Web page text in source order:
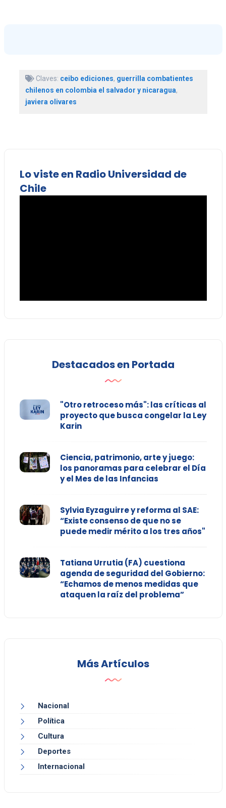
Claves: ceibo ediciones, guerrilla combatientes
chilenos en colombia el salvador y nicaragua,
javiera olivares
Lo viste en Radio Universidad de
Chile
Destacados en Portada
"Otro retroceso más": las críticas al
proyecto que busca congelar la Ley
Karin
Ciencia, patrimonio, arte y juego:
los panoramas para celebrar el Día
y el Mes de las Infancias
Sylvia Eyzaguirre y reforma al SAE:
“Existe consenso de que no se
puede medir mérito a los tres años"
Tatiana Urrutia (FA) cuestiona
agenda de seguridad del Gobierno:
“Echamos de menos medidas que
ataquen la raíz del problema”
Más Artículos
Nacional
Política
Cultura
Deportes
Internacional